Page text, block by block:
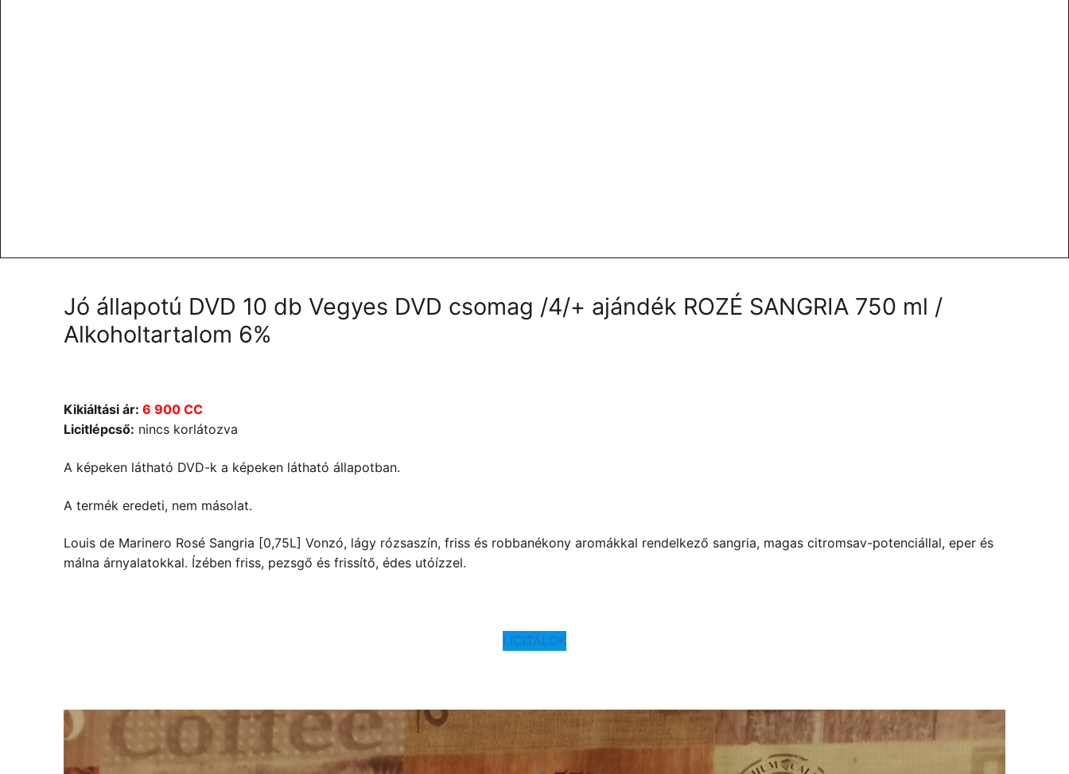
Jó állapotú DVD 10 db Vegyes DVD csomag /4/+ ajándék ROZÉ SANGRIA 750 ml /
Alkoholtartalom 6%
Kikiáltási ár: 6 900 CC
Licitlépcső: nincs korlátozva
A képeken látható DVD-k a képeken látható állapotban.
A termék eredeti, nem másolat.
Louis de Marinero Rosé Sangria [0,75L] Vonzó, lágy rózsaszín, friss és robbanékony aromákkal rendelkező sangria, magas citromsav-potenciállal, eper és
málna árnyalatokkal. Ízében friss, pezsgő és frissítő, édes utóízzel.
LICITÁLOK